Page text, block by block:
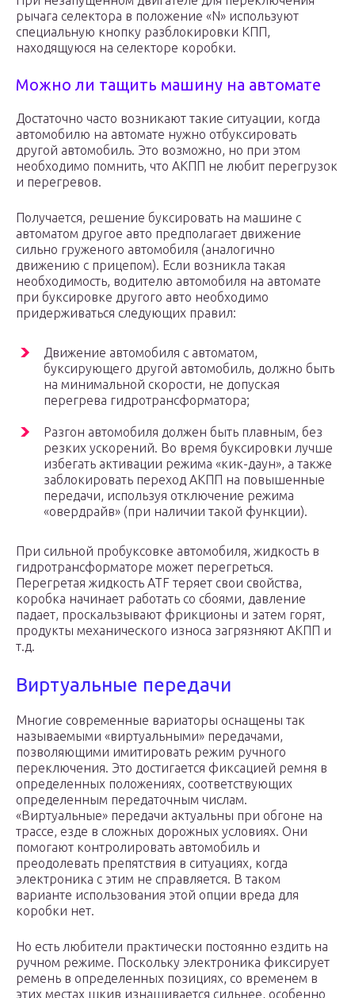
рычага селектора в положение «N» используют
специальную кнопку разблокировки КПП,
находящуюся на селекторе коробки.
Можно ли тащить машину на автомате
Достаточно часто возникают такие ситуации, когда
автомобилю на автомате нужно отбуксировать
другой автомобиль. Это возможно, но при этом
необходимо помнить, что АКПП не любит перегрузок
и перегревов.
Получается, решение буксировать на машине с
автоматом другое авто предполагает движение
сильно груженого автомобиля (аналогично
движению с прицепом). Если возникла такая
необходимость, водителю автомобиля на автомате
при буксировке другого авто необходимо
придерживаться следующих правил:
Движение автомобиля с автоматом,
буксирующего другой автомобиль, должно быть
на минимальной скорости, не допуская
перегрева гидротрансформатора;
Разгон автомобиля должен быть плавным, без
резких ускорений. Во время буксировки лучше
избегать активации режима «кик-даун», а также
заблокировать переход АКПП на повышенные
передачи, используя отключение режима
«овердрайв» (при наличии такой функции).
При сильной пробуксовке автомобиля, жидкость в
гидротрансформаторе может перегреться.
Перегретая жидкость ATF теряет свои свойства,
коробка начинает работать со сбоями, давление
падает, проскальзывают фрикционы и затем горят,
продукты механического износа загрязняют АКПП и
т.д.
Виртуальные передачи
Многие современные вариаторы оснащены так
называемыми «виртуальными» передачами,
позволяющими имитировать режим ручного
переключения. Это достигается фиксацией ремня в
определенных положениях, соответствующих
определенным передаточным числам.
«Виртуальные» передачи актуальны при обгоне на
трассе, езде в сложных дорожных условиях. Они
помогают контролировать автомобиль и
преодолевать препятствия в ситуациях, когда
электроника с этим не справляется. В таком
варианте использования этой опции вреда для
коробки нет.
Но есть любители практически постоянно ездить на
ручном режиме. Поскольку электроника фиксирует
ремень в определенных позициях, со временем в
этих местах шкив изнашивается сильнее, особенно